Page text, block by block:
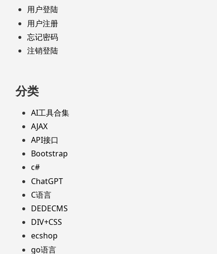
用户登陆
用户注册
忘记密码
注销登陆
分类
AI工具合集
AJAX
API接口
Bootstrap
c#
ChatGPT
C语言
DEDECMS
DIV+CSS
ecshop
go语言